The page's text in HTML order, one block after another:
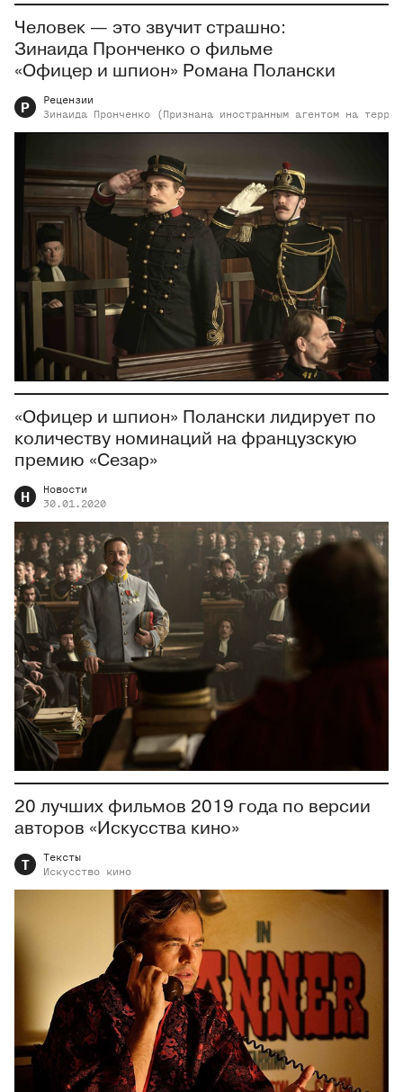
Человек — это звучит страшно:
Зинаида Пронченко о фильме
«Офицер и шпион» Романа Полански
Р
Рецензии
Зинаида
Пронченко (Признана иностранным агентом на
«Офицер и шпион» Полански лидирует по
количеству номинаций на французскую
премию «Сезар»
Н
Новости
30.01.2020
20 лучших фильмов 2019 года по версии
авторов «Искусства кино»
Т
Тексты
Искусство
кино